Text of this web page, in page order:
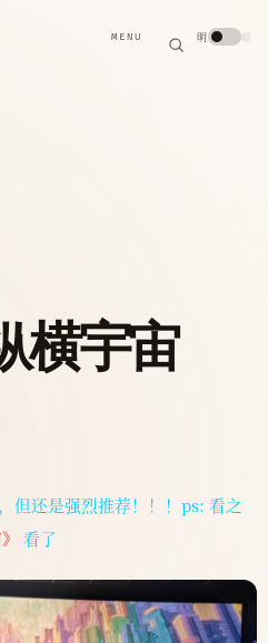
MENU
索 搜
明 暗
横宇宙
但还是强烈推荐！！！ps: 看之
看了